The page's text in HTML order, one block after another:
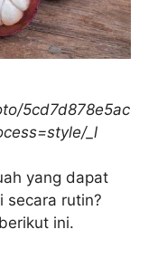
5cd7d878e5ac
_l
yang dapat
secara rutin?
ini.